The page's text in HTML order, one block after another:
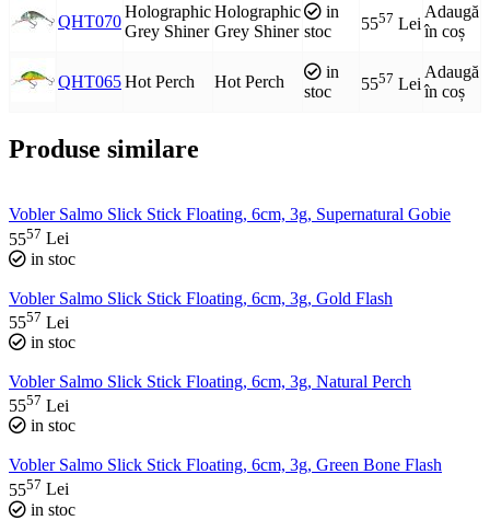
QHT070
Holographic
Grey Shiner
Holographic
Grey Shiner
in
stoc
5557 Lei
Adaugă
în coș
QHT065Hot Perch Hot Perch
in
stoc
5557 Lei
Adaugă
în coș
Produse similare
Vobler Salmo Slick Stick Floating, 6cm, 3g, Supernatural Gobie
5557 Lei
in stoc
Vobler Salmo Slick Stick Floating, 6cm, 3g, Gold Flash
5557 Lei
in stoc
Vobler Salmo Slick Stick Floating, 6cm, 3g, Natural Perch
5557 Lei
in stoc
Vobler Salmo Slick Stick Floating, 6cm, 3g, Green Bone Flash
5557 Lei
in stoc